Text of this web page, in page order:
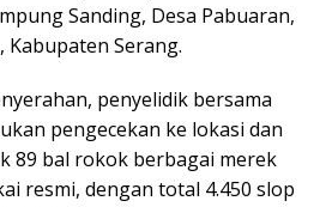
Sanding, Desa Pabuaran,
Kabupaten Serang.
penyelidik bersama
pengecekan ke lokasi dan
89 bal rokok berbagai merek
resmi, dengan total 4.450 slop